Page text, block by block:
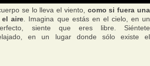
se lo lleva el viento, como si fuera una
aire . Imagina que estás en el cielo, en un
siente que eres libre. Siéntete
en un lugar donde sólo existe el